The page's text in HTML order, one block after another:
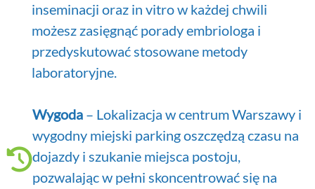
inseminacji oraz in vitro w każdej chwili
możesz zasięgnąć porady embriologa i
przedyskutować stosowane metody
laboratoryjne.
Wygoda – Lokalizacja w centrum Warszawy i
wygodny miejski parking oszczędzą czasu na
dojazdy i szukanie miejsca postoju,
pozwalając w pełni skoncentrować się na